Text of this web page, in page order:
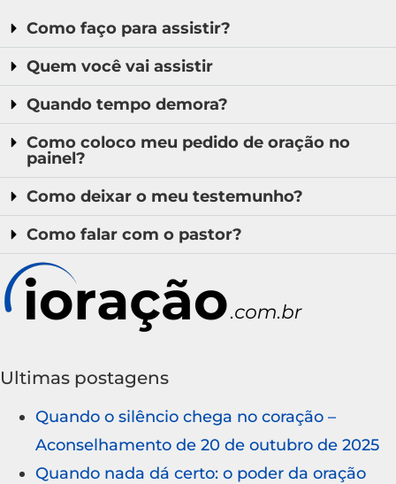
Como faço para assistir?
Quem você vai assistir
Quando tempo demora?
Como coloco meu pedido de oração no
painel?
Como deixar o meu testemunho?
Como falar com o pastor?
Ultimas postagens
Quando o silêncio chega no coração –
Aconselhamento de 20 de outubro de 2025
Quando nada dá certo: o poder da oração